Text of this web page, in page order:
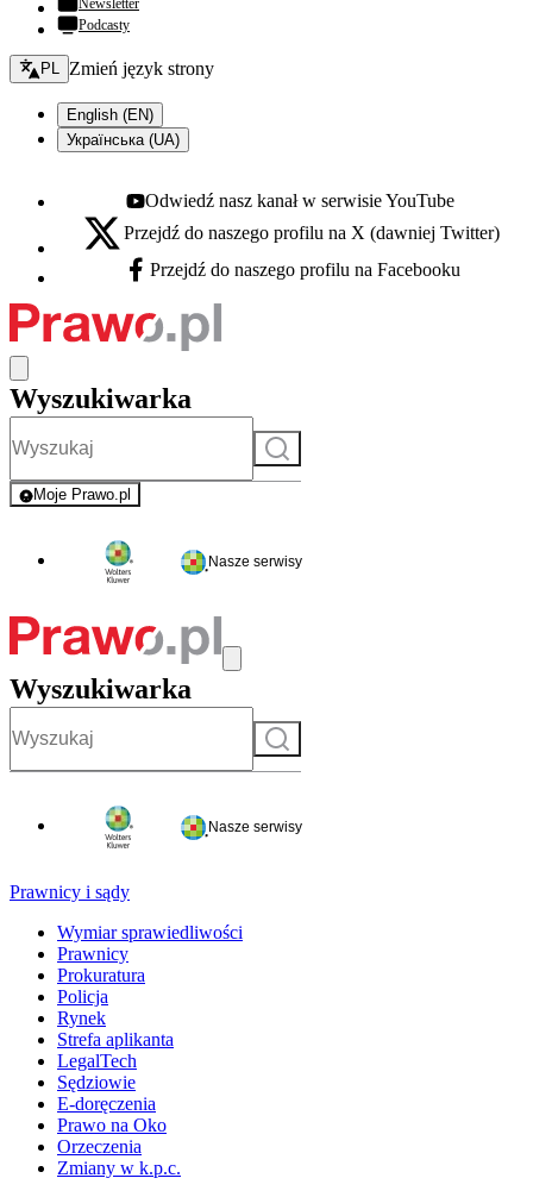
Newsletter
Podcasty
Zmień język - bieżący:
PL Zmień język strony
English (EN)
Українська (UA)
Youtube - otwiera się w nowej karcie
Odwiedź nasz kanał w serwisie YouTube
X - otwiera się w nowej karcie
Przejdź do naszego profilu na X (dawniej Twitter)
Facebook - otwiera się w nowej karcie
Przejdź do naszego profilu na Facebooku
Wyszukiwarka
Szukaj
Moje Prawo.pl
- rejestracja i logowanie do serwisu
Nasze serwisy
Wyszukiwarka
Szukaj
Nasze serwisy
Prawnicy i sądy
Wymiar sprawiedliwości
Prawnicy
Prokuratura
Policja
Rynek
Strefa aplikanta
LegalTech
Sędziowie
E-doręczenia
Prawo na Oko
Orzeczenia
Zmiany w k.p.c.